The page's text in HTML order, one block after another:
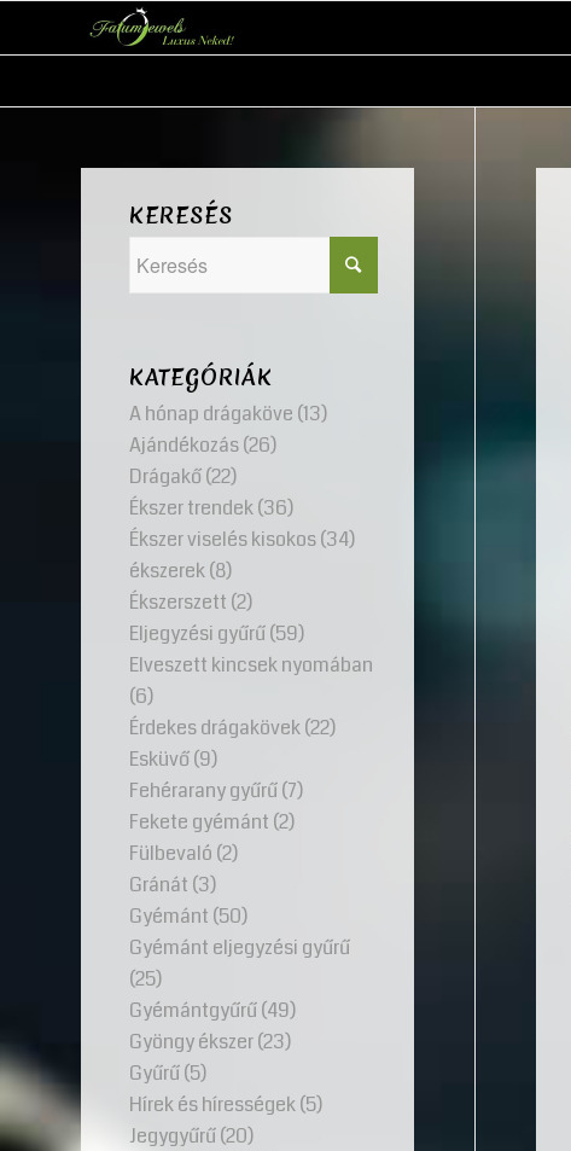
KERESÉS
KATEGÓRIÁK
A hónap drágaköve (13)
Ajándékozás(26)
Drágakő(22)
Ékszer trendek(36)
Ékszer viselés kisokos(34)
ékszerek(8)
Ékszerszett (2)
Eljegyzési gyűrű(59)
Elveszett kincsek nyomában
(6)
Érdekes drágakövek(22)
Esküvő(9)
Fehérarany gyűrű(7)
Fekete gyémánt (2)
Fülbevaló (2)
Gránát (3)
Gyémánt (50)
Gyémánt eljegyzési gyűrű
(25)
Gyémántgyűrű(49)
Gyöngy ékszer(23)
Gyűrű(5)
Hírek és hírességek(5)
Jegygyűrű(20)